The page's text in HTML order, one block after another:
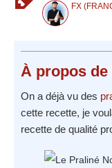
FX
À propos de
On a déjà vu des
cette recette, je
recette de qualité